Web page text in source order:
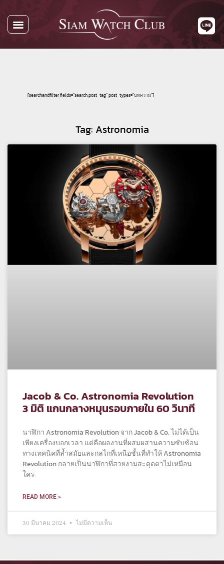
[searchandfilter fields="search,post_tag" post_types="บทความ"]
Tag: Astronomia
Jacob & Co. Astronomia Revolution
3 มิติ แกนกลางหมุนรอบภายใน 60 วินาที
นาฬิกา Astronomia Revolution จาก Jacob & Co. ไม่ได้เป็น
เพียงเครื่องบอกเวลา แต่คือผลงานที่ผสมผสานความซับซ้อน
ทางเทคนิคที่ล้ำสมัยและกลไกที่เหนือชั้นที่ทำให้ Astronomia
Revolution กลายเป็นนาฬิกาที่สวยงามสะดุดตาไม่เหมือน
ใคร
READ MORE »
30 มีนาคม 2024 ไม่มีความเห็น